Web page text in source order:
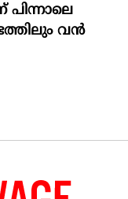
പിന്നാലെ
വൻ